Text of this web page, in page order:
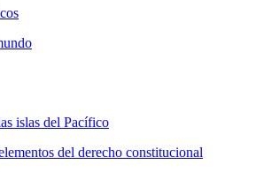
islas del Pacífico
del derecho constitucional